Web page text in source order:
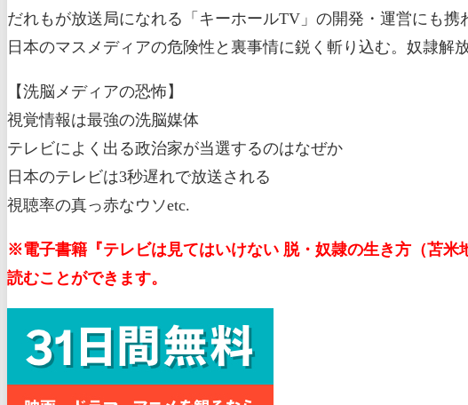
だれもが放送局になれる「キーホールTV」の開発・運営にも携
日本のマスメディアの危険性と裏事情に鋭く斬り込む。奴隷解
【洗脳メディアの恐怖】
視覚情報は最強の洗脳媒体
テレビによく出る政治家が当選するのはなぜか
日本のテレビは3秒遅れで放送される
視聴率の真っ赤なウソetc.
※電子書籍『テレビは見てはいけない 脱・奴隷の生き方（苫
読むことができます。